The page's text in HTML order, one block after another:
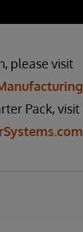
please visit
Pack, visit